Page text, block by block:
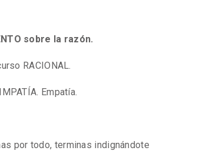
sobre la razón.
RACIONAL.
Empatía.
por todo, terminas indignándote